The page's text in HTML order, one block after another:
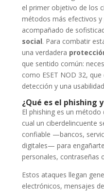
el primer objetivo de los
métodos más efectivos y
acompañado de
social. Para combatir
una verdadera
que sentido común:
como ESET NOD 32,
detección y una
¿Qué es el phishing
El phishing es un
cual un ciberdelincuente
confiable —bancos,
digitales— para
personales, contraseñas
Estos ataques llegan
electrónicos, mensajes